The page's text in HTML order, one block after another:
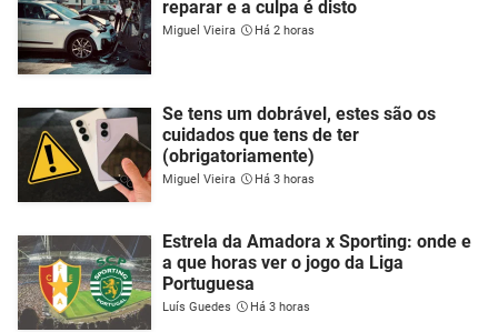
reparar e a culpa é disto
Miguel Vieira Há 2 horas
Se tens um dobrável, estes são os
cuidados que tens de ter
(obrigatoriamente)
Miguel Vieira Há 3 horas
Estrela da Amadora x Sporting: onde e
a que horas ver o jogo da Liga
Portuguesa
Luís Guedes Há 3 horas